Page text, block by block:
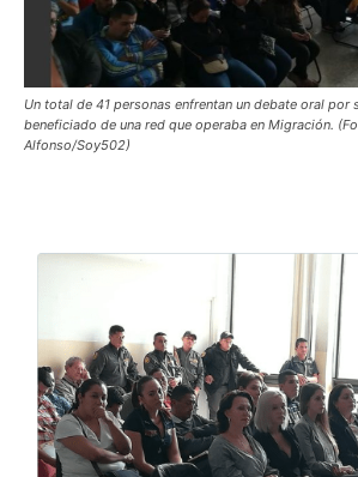
Un total de 41 personas enfrentan un debate oral por
beneficiado de una red que operaba en Migración.
Alfonso/Soy502)